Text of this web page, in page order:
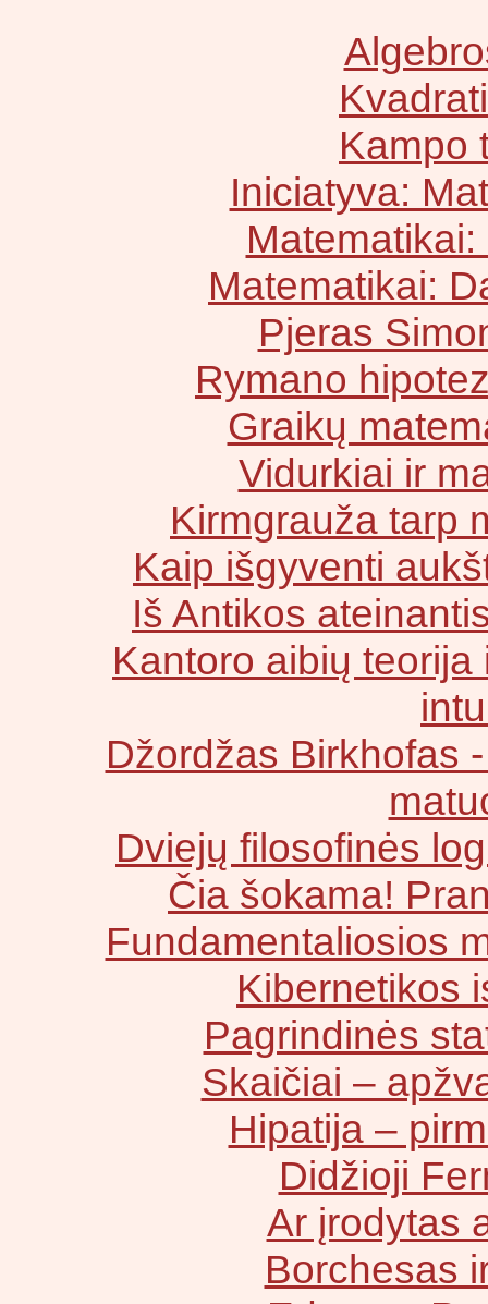
Kampo
Iniciatyva:
Matematikai:
Pjeras
Rymano
Graikų
Vidurkiai ir
Kirmgrauža tarp
Kaip išgyventi
Iš Antikos
Kantoro aibių
Džordžas Birkhofas
Dviejų filosofinės
Čia šokama!
Fundamentaliosios
Kibernetikos
Pagrindinės
Skaičiai –
Hipatija –
Didžioji
Ar įrodytas
Borchesas